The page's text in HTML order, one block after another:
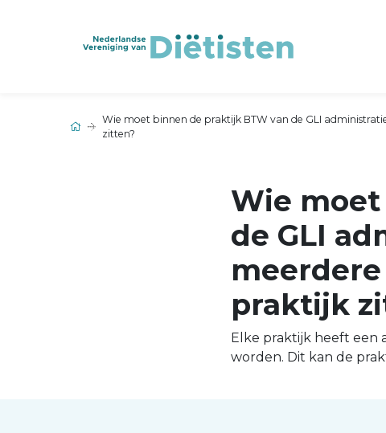
Wie moet binnen de praktijk BTW van de GLI
zitten?
Wie
de GLI
praktijk
Elke praktijk heeft een
worden. Dit kan de